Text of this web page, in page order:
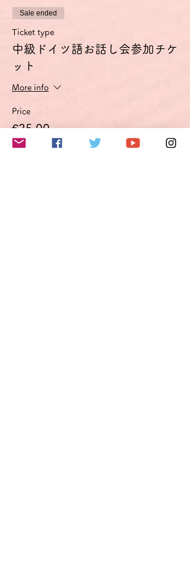
Sale ended
Ticket type
中級ドイツ語お話し会参加チケ
ット
More info
Price
€25.00
VAT included